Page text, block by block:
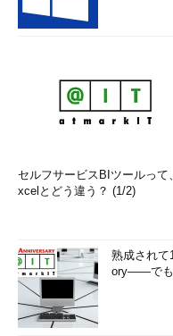
セルフサービスBIツールって
xcelとどう違う？ (1/2)
熟成されて
ory――でも